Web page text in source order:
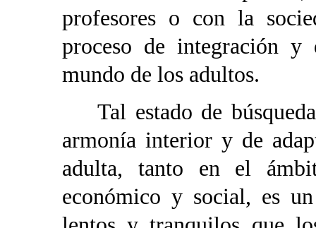
profesores o con la
proceso de integración y
mundo de los adultos.
Tal estado de
armonía interior y de
adulta, tanto en el
económico y social, es